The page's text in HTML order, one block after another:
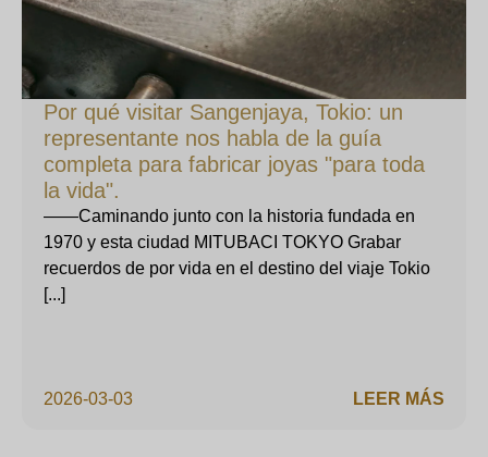
Por qué visitar Sangenjaya, Tokio: un
representante nos habla de la guía
completa para fabricar joyas "para toda
la vida".
2026-03-03
——Caminando junto con la historia fundada en
1970 y esta ciudad MITUBACI TOKYO Grabar
recuerdos de por vida en el destino del viaje Tokio
[...]
LEER MÁS